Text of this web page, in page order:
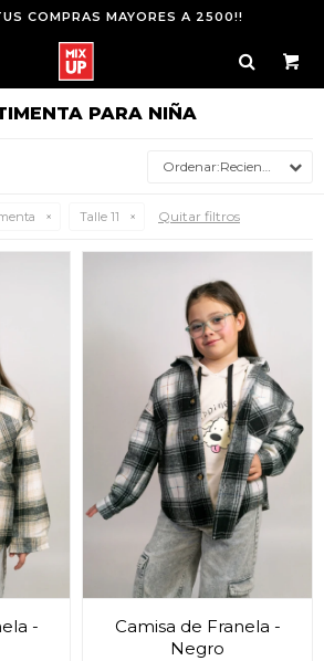
COMPRAS MAYORES A 2500!!
PARA NIÑA
Recientes
Talle 11 Quitar filtros
-
Camisa de Franela -
Negro